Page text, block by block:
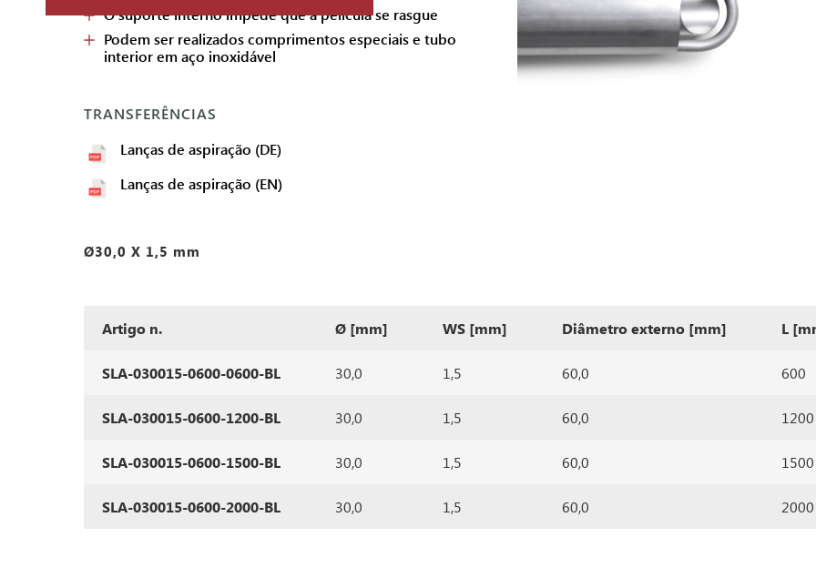
O suporte interno impede que a película se rasgue
Podem ser realizados comprimentos especiais e tubo
interior em aço inoxidável
TRANSFERÊNCIAS
Lanças de aspiração (DE)
Lanças de aspiração (EN)
Ø30,0 X 1,5 mm
Artigo n. Ø [mm] WS [mm] Diâmetro externo [mm] L
SLA-030015-0600-0600-BL 30,0 1,5 60,0 600
SLA-030015-0600-1200-BL 30,0 1,5 60,0 1200
SLA-030015-0600-1500-BL 30,0 1,5 60,0 1500
SLA-030015-0600-2000-BL 30,0 1,5 60,0 2000